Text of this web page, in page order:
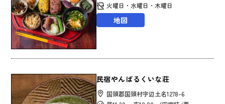
火曜日・水曜日・木曜日
地図
民宿やんばるくいな荘
国頭郡国頭村字辺土名1278-6